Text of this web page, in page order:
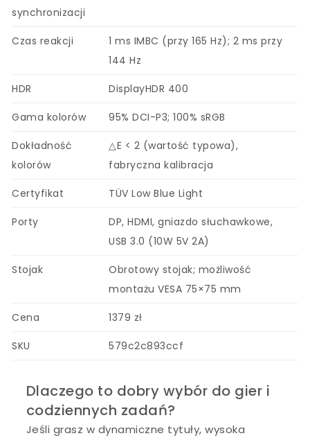
synchronizacji
Czas reakcji
1 ms IMBC (przy 165 Hz); 2 ms przy
144 Hz
HDR DisplayHDR 400
Gama kolorów 95% DCI-P3; 100% sRGB
Dokładność
kolorów
△E < 2 (wartość typowa),
fabryczna kalibracja
Certyfikat TÜV Low Blue Light
Porty
DP, HDMI, gniazdo słuchawkowe,
USB 3.0 (10W 5V 2A)
Stojak
Obrotowy stojak; możliwość
montażu VESA 75×75 mm
Cena 1379 zł
SKU 579c2c893ccf
Dlaczego to dobry wybór do gier i
codziennych zadań?
Jeśli grasz w dynamiczne tytuły, wysoka